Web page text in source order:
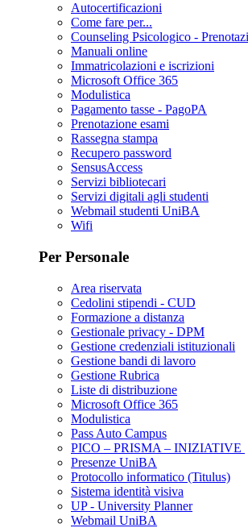
Autocertificazioni
Come fare per...
Counseling Psicologico -
Manuali online
Immatricolazioni e iscrizioni
Microsoft Office 365
Modulistica
Pagamento tasse - PagoPA
Prenotazione esami
Rassegna stampa
Recupero password
SensusAccess
Servizi bibliotecari
Servizi digitali agli studenti
Webmail studenti UniBA
Wifi
Per Personale
Area riservata
Cedolini stipendi - CUD
Formazione a distanza
Gestionale privacy - DPM
Gestione credenziali istituzionali
Gestione bandi di lavoro
Gestione Rubrica
Liste di distribuzione
Microsoft Office 365
Modulistica
Pass Auto Campus
PICO – PRISMA – INIZIATIVE
Presenze UniBA
Protocollo informatico (Titulus)
Sistema identità visiva
UP - University Planner
Webmail UniBA